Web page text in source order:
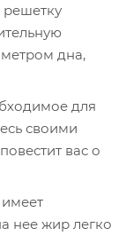
решетку
дна,
для
своими
вас о
нее жир легко